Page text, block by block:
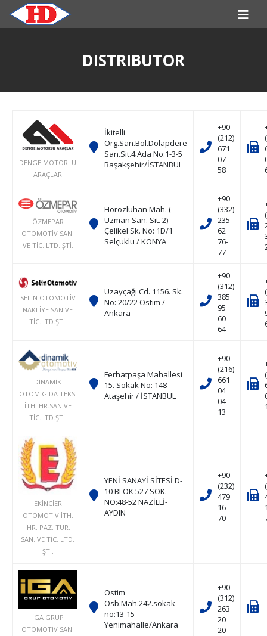
DISTRIBUTOR
DENGE MOTORLU
ARAÇLAR
İkitelli
Org.San.Böl.Dolapdere
San.Sit.4.Ada No:1-3-5
Başakşehir/İSTANBUL
+90
(212)
671
07
58
ÖZMEPAR
OTOMOTİV SAN.
VE TİC. LTD. ŞTİ.
Horozluhan Mah. (
Uzman San. Sit. 2)
Çelikel Sk. No: 1D/1
Selçuklu / KONYA
+90
(332)
235
62
76-
77
SELİN OTOMOTİV
NAKLİYE SAN.VE
TİC.LTD.ŞTİ.
Uzayçağı Cd. 1156. Sk.
No: 20/22 Ostim /
Ankara
+90
(312)
385
95
60 –
64
DİNAMİK
OTOM.GIDA TEKS.
İTH.İHR.SAN.VE
TİC.LTD.ŞTİ.
Ferhatpaşa Mahallesi
15. Sokak No: 148
Ataşehir / İSTANBUL
+90
(216)
661
04
04-
13
EKİNCİER
OTOMOTİV İTH.
İHR. PAZ. TUR.
SAN. VE TİC. LTD.
ŞTİ.
YENİ SANAYİ SİTESİ D-
10 BLOK 527 SOK.
NO:48-52 NAZİLLİ-
AYDIN
+90
(232)
479
16
70
İGA GRUP
OTOMOTİV SAN.
Ostim
Osb.Mah.242.sokak
no:13-15
Yenimahalle/Ankara
+90
(312)
263
20
20